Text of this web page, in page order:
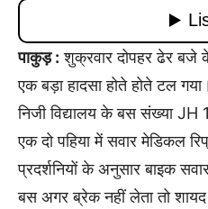
पाकुड़ : शुक्रवार दोपहर ढेर
एक बड़ा हादसा होते होते टल
निजी विद्यालय के बस संख्या
एक दो पहिया में सवार मेडिकल
प्रदर्शनियों के अनुसार बाइक
बस अगर ब्रेक नहीं लेता तो